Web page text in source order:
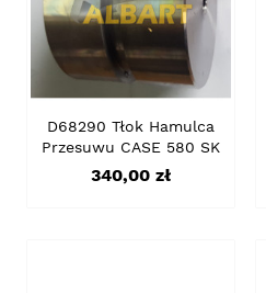
D68290 Tłok Hamulca
Przesuwu CASE 580 SK
Cena
340,00 zł